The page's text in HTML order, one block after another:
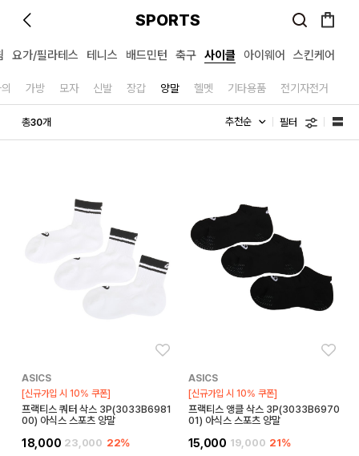
SPORTS
요가/필라테스 테니스 배드민턴 축구 사이클 아이웨어 스킨케어
가방 모자 신발 장갑 양말 헬멧 기타용품 전기자전거
총30개 필터
ASICS
[신규가입 시 10% 쿠폰]
프랙티스 쿼터 삭스 3P(3033B6981
00) 아식스 스포츠 양말
18,000 23,000 22%
ASICS
[신규가입 시 10% 쿠폰]
프랙티스 앵클 삭스 3P(3033B6970
01) 아식스 스포츠 양말
15,000 19,000 21%